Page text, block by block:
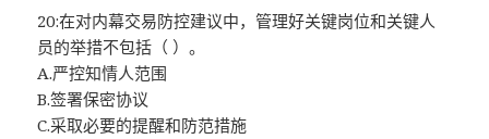
20:在对内幕交易防控建议中，管理好关键岗位和关键人
员的举措不包括（ ）。
A.严控知情人范围
B.签署保密协议
C.采取必要的提醒和防范措施